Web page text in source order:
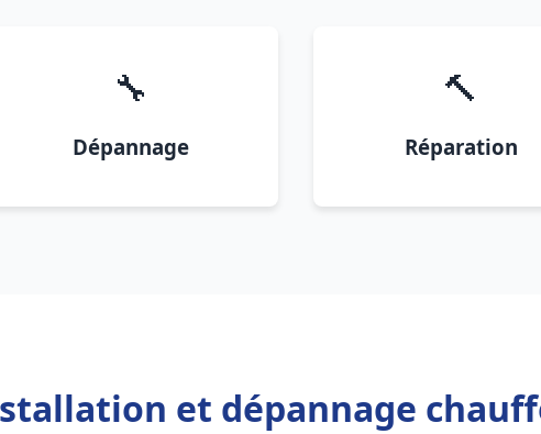
🔧
Dépannage
🔨
Réparation
et dépannage